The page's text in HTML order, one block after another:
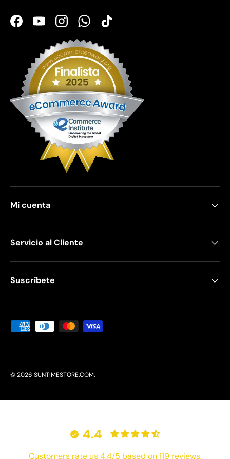
FacebookYouTubeInstagramWhatsApp
TikTok
Mi cuenta
Servicio al Cliente
Suscríbete
Formas de pago aceptadas
© 2026 SUNTIMESTORE.COM.
4.4
Customers rate us 4.4/5 based on 119 reviews.